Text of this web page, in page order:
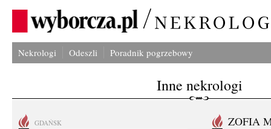
Nekrologi Odeszli Poradnik pogrzebowy
Inne nekrologi
GDAŃSK ZOFIA